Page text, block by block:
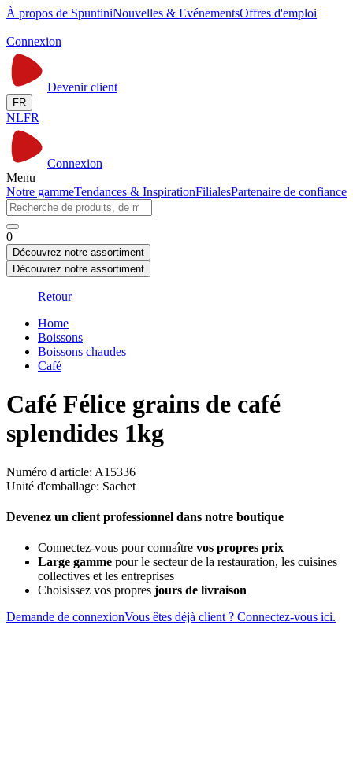
À propos de SpuntiniNouvelles & EvénementsOffres d'emploi
Connexion
Devenir client
FR
NLFR
Connexion
Menu
Notre gammeTendances & InspirationFilialesPartenaire de confiance
0
Découvrez notre assortiment
Découvrez notre assortiment
Retour
Home
Boissons
Boissons chaudes
Café
Café Félice grains de café
splendides 1kg
Numéro d'article: A15336
Unité d'emballage: Sachet
Devenez un client professionnel dans notre boutique
Connectez-vous pour connaître vos propres prix
Large gamme pour le secteur de la restauration, les cuisines
collectives et les entreprises
Choisissez vos propres jours de livraison
Demande de connexionVous êtes déjà client ? Connectez-vous ici.